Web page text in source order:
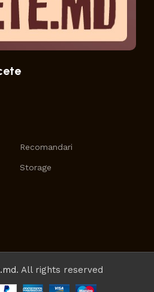
Recomandari
Storage
. All rights reserved